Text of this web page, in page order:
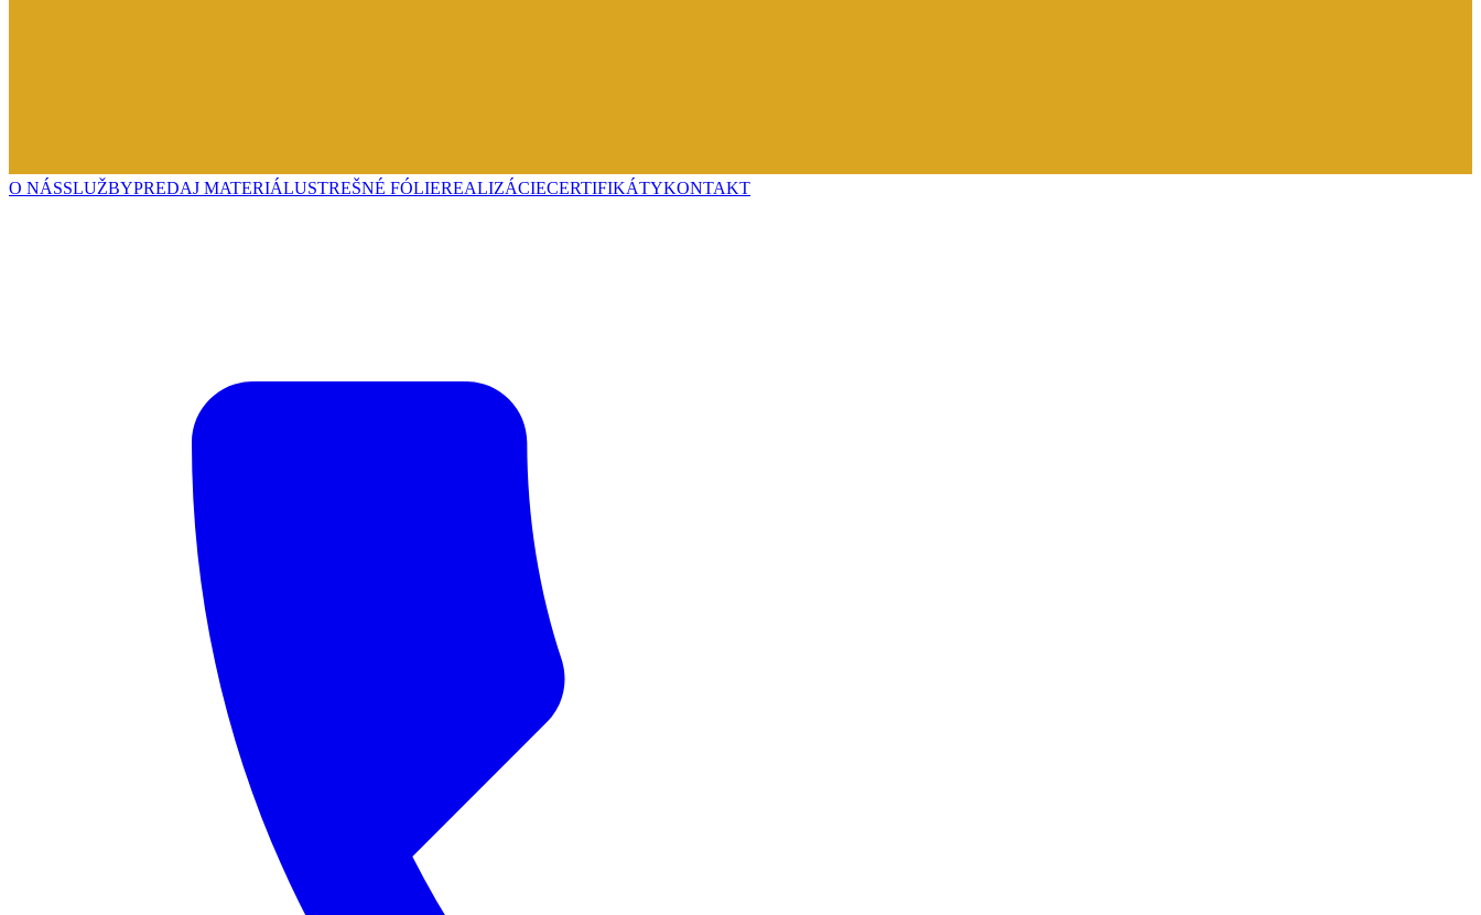
O NÁSSLUŽBYPREDAJ MATERIÁLUSTREŠNÉ FÓLIEREALIZÁCIECERTIFIKÁTYKONTAKT